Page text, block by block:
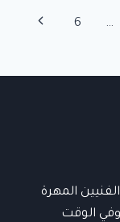
…
6 الصفحة
المهرة
الوقت